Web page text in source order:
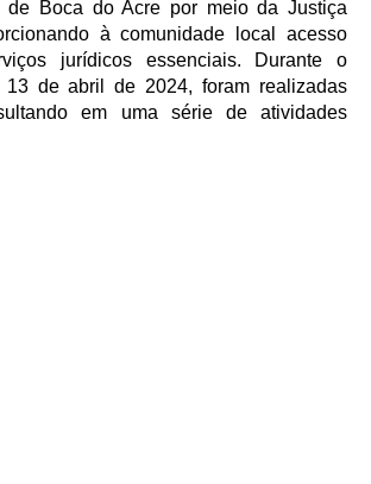
Manaus
Roraima
de Boca do Acre por meio da Justiça
à comunidade local acesso
jurídicos essenciais. Durante o
de abril de 2024, foram realizadas
em uma série de atividades